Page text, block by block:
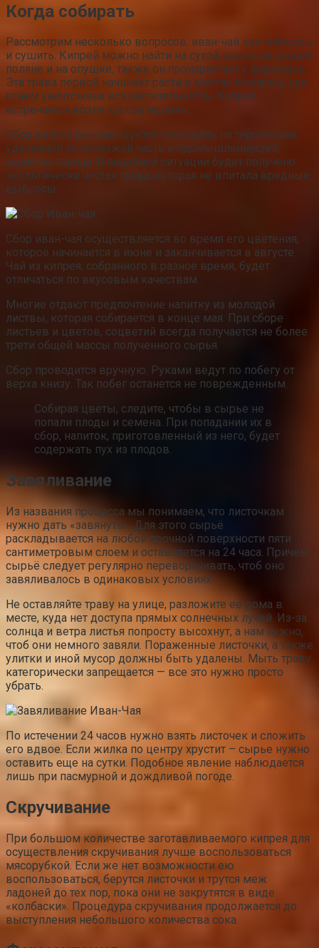
Когда собирать
Рассмотрим несколько вопросов: иван-чай как собирать
и сушить. Кипрей можно найти на сухой песчаной лесной
поляне и на опушке, также он произрастает у водоемов.
Эта трава первой начинает расти в местах пожарищ, где
огнем уничтожена вся растительность. Кипрей
встречается возле кустов малины.
Сбор кипрея рекомендуется проводить на территории,
удаленной от проезжей части и промышленностей,
вдали от города. В подобной ситуации будет получено
экологически чистая трава, которая не впитала вредные
выбросы.
Сбор иван-чая осуществляется во время его цветения,
которое начинается в июне и заканчивается в августе.
Чай из кипрея, собранного в разное время, будет
отличаться по вкусовым качествам.
Многие отдают предпочтение напитку из молодой
листвы, которая собирается в конце мая. При сборе
листьев и цветов, соцветий всегда получается не более
трети общей массы полученного сырья.
Сбор проводится вручную. Руками ведут по побегу от
верха книзу. Так побег останется не поврежденным.
Собирая цветы, следите, чтобы в сырье не
попали плоды и семена. При попадании их в
сбор, напиток, приготовленный из него, будет
содержать пух из плодов.
Завяливание
Из названия процесса мы понимаем, что листочкам
нужно дать «завянуть». Для этого сырьё
раскладывается на любой прочной поверхности пяти
сантиметровым слоем и оставляется на 24 часа. Причем
сырьё следует регулярно переворачивать, чтоб оно
завяливалось в одинаковых условиях.
Не оставляйте траву на улице, разложите ее дома в
месте, куда нет доступа прямых солнечных лучей. Из-за
солнца и ветра листья попросту высохнут, а нам нужно,
чтоб они немного завяли. Пораженные листочки, а также
улитки и иной мусор должны быть удалены. Мыть траву
категорически запрещается — все это нужно просто
убрать.
По истечении 24 часов нужно взять листочек и сложить
его вдвое. Если жилка по центру хрустит – сырье нужно
оставить еще на сутки. Подобное явление наблюдается
лишь при пасмурной и дождливой погоде.
Скручивание
При большом количестве заготавливаемого кипрея для
осуществления скручивания лучше воспользоваться
мясорубкой. Если же нет возможности ею
воспользоваться, берутся листочки и трутся меж
ладоней до тех пор, пока они не закрутятся в виде
«колбаски». Процедура скручивания продолжается до
выступления небольшого количества сока.